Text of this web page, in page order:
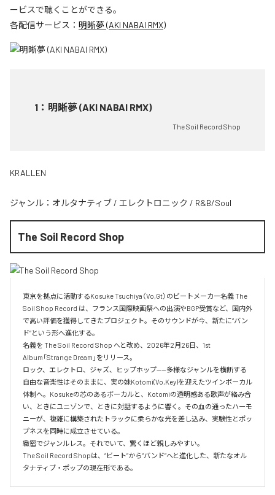
ービスで聴くことができる。
各配信サービス： 明晰夢 (AKI NABAI RMX)
1 ： 明晰夢 (AKI NABAI RMX)
The Soil Record Shop
KRALLEN
ジャンル： オルタナティブ / エレクトロニック / R&B/Soul
The Soil Record Shop
東京を拠点に活動するKosuke Tsuchiya（Vo,Gt）のビートメーカー名義 The
Soil Shop Record は、フランス国際映画祭への出演やBGP受賞など、国内外
で高い評価を獲得してきたプロジェクト。そのサウンドが今、新たに“バン
ド”という形へ進化する。
名義を The Soil Record Shop へと改め、2026年2月26日、1st
Album「Strange Dream」をリリース。
ロック、エレクトロ、ジャズ、ヒップホップ——多様なジャンルを横断する
自由な音楽性はそのままに、実の妹Kotomi(Vo,Key)を迎えたツインボーカル
体制へ。Kosukeの芯のあるボーカルと、Kotomiの透明感ある歌声が絡み合
い、ときにユニゾンで、ときに対話するように響く。その血の通ったハーモ
ニーが、複雑に構築されたトラックに柔らかな光を差し込み、実験性とポッ
プネスを同時に成立させている。
緻密でジャンルレス。それでいて、驚くほど親しみやすい。
The Soil Record Shopは、“ビート”から“バンド”へと進化した、新たなオル
タナティブ・ポップの現在形である。